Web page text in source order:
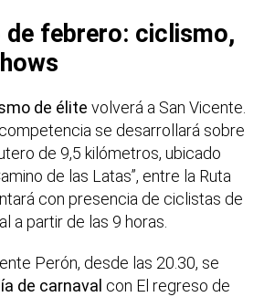
de febrero: ciclismo,
de élite volverá a San Vicente.
se desarrollará sobre
de 9,5 kilómetros, ubicado
de las Latas”, entre la Ruta
con presencia de ciclistas de
a partir de las 9 horas.
Perón, desde las 20.30, se
de carnaval con El regreso de